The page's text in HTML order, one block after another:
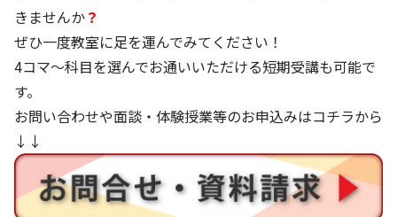
きませんか？
ぜひ一度教室に足を運んでみてください！
4コマ～科目を選んでお通いいただける短期受講も可能で
す。
お問い合わせや面談・体験授業等のお申込みはコチラから
↓↓